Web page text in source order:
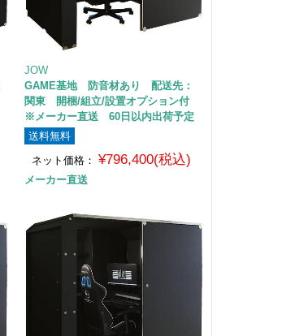
JOW
GAME基地 防音材あり 配送先：
関東 開梱/組立/設置オプション付
※メーカー直送 60日以内出荷予定
送料無料
ネット価格：
¥796,400(税込)
メーカー直送